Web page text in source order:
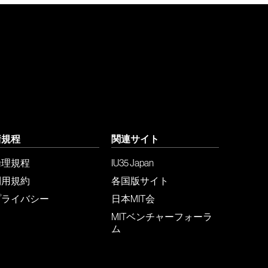
程
規程
規約
イバシー
関連サイト
IU35 Japan
各国版サイト
日本MIT会
MITベンチャーフォーラ
ム